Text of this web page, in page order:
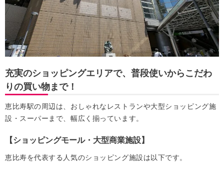
充実のショッピングエリアで、普段使いからこだわ
りの買い物まで！
恵比寿駅の周辺は、おしゃれなレストランや大型ショッピング施
設・スーパーまで、幅広く揃っています。
【ショッピングモール・大型商業施設】
恵比寿を代表する人気のショッピング施設は以下です。